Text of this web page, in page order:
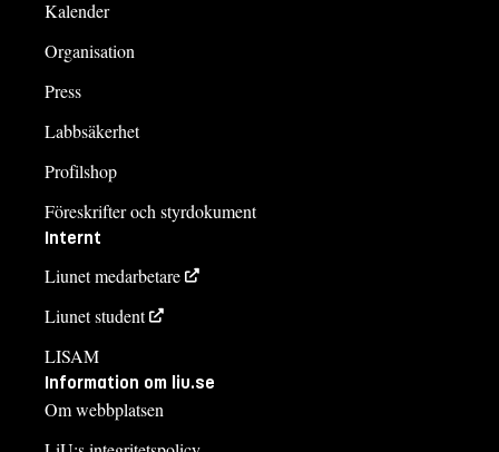
Kalender
Organisation
Press
Labbsäkerhet
Profilshop
Föreskrifter och styrdokument
Internt
Liunet medarbetare
Liunet student
LISAM
Information om liu.se
Om webbplatsen